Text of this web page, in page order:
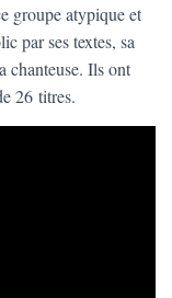
groupe atypique et
par ses textes, sa
chanteuse. Ils ont
26 titres.